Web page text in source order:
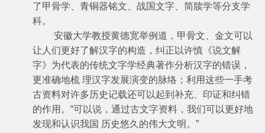
了甲骨学、青铜器铭文、战国文字、简牍学等分支学
科。
安徽大学教授黄德宽举例道，甲骨文、金文可以
让人们更好了解汉字的构造，纠正以许慎《说文解
字》为代表的传统文字学经典著作分析汉字的错误，
更准确地梳 理汉字发展演变的脉络；利用这些一手考
古资料对许多历史记载还可以起到补充、印证和纠错
的作用。“可以说，通过古文字资料，我们可以更好地
发现和认识我国 历史悠久的伟大文明。”